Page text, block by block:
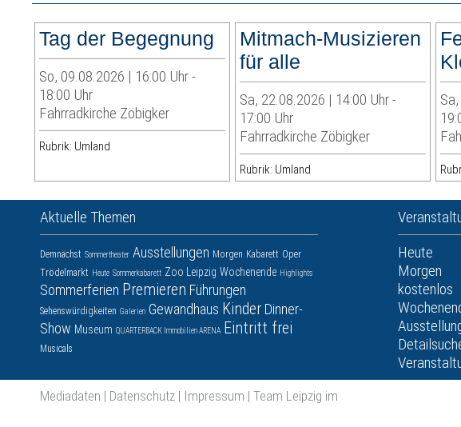
Tag der Begegnung
So, 09.08.2026 | 16:00 Uhr -
18:00 Uhr
Fahrradkirche Zöbigker
Rubrik: Umland
Mitmach-Musizieren
für alle
Sa, 22.08.2026 | 14:00 Uhr -
17:00 Uhr
Fahrradkirche Zöbigker
Rubrik: Umland
Aktuelle Themen
Demnächst Sommertheater Ausstellungen Morgen Kabarett Oper
Trödelmarkt Heute Sommerkabarett Zoo Leipzig Wochenende Highlights
Sommerferien Premieren Führungen
Sehenswürdigkeiten Galerien Gewandhaus Kinder Dinner-
Show Museum QUARTERBACK Immobilien ARENA Eintritt frei
Musicals
Heute
Morgen
kostenlos
Mediadaten | Datenschutz | Impressum | Team Leipzig im